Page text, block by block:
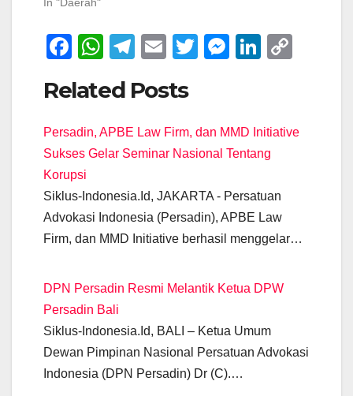
F
c
e
b
o
o
k
W
at
s
A
p
T
e
gr
a
E
ail
T
er
M
e
n
er
Li
e
dI
y
Related Posts
Persadin, APBE Law Firm, dan MMD Initiative
Sukses Gelar Seminar Nasional Tentang
Korupsi
Siklus-Indonesia.Id, JAKARTA - Persatuan
Advokasi Indonesia (Persadin), APBE Law
Firm, dan MMD Initiative berhasil menggelar…
DPN Persadin Resmi Melantik Ketua DPW
Persadin Bali
Siklus-Indonesia.Id, BALI – Ketua Umum
Dewan Pimpinan Nasional Persatuan Advokasi
Indonesia (DPN Persadin) Dr (C).…